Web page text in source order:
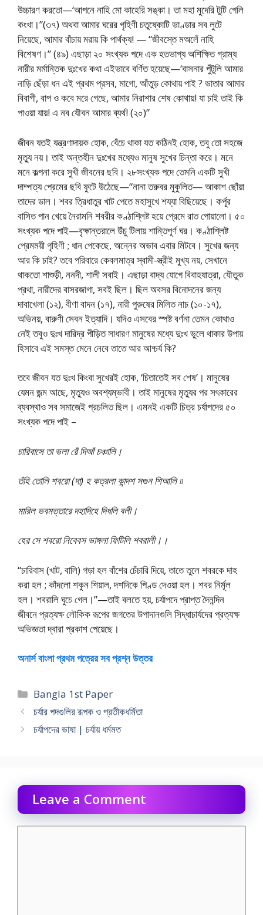
উচ্চারণ করতো—‘আপনে নাহি মো কাহেরি সঙ্কা। তা মহা মুদেরি টুটি গেলি
কংখা।”(৩৭) অথবা আমার ঘরের গৃহিণী চতুষ্কোটি ভাণ্ডার সব লুটে
নিয়েছে, আমার বাঁচায় মরায় কি পার্থক্য! — “জীবস্তে মঅলেঁ নাহি
বিশেষণ।” (৪৯) এছাড়া ২০ সংখ্যক পদে এক হতভাগ্য অশিক্ষিত গ্রাম্য
নারীর মর্মান্তিক দুঃখের কথা এইভাবে বর্ণিত হয়েছে—‘বাসনার পুঁটুলি আমার
নাড়ি ছেঁড়া ধন এই প্রথম প্রসব, মাগো, আঁতুড় কোথায় পাই ? ভাতার আমার
বিবাগী, বাপ ও কবে মরে গেছে, আমার নিরাশার শেষ কোথায়! যা চাই তাই কি
পাওয়া যায়! এ নব যৌবন আমার ব্যর্থ! (২০)”
জীবন যতই যন্ত্রণাদায়ক হোক, বেঁচে থাকা যত কঠিনই হোক, তবু তো সহজে
মৃত্যু নয়। তাই অন্তহীন দুঃখের মধ্যেও মানুষ সুখের চিন্তা করে। মনে
মনে কল্পনা করে সুখী জীবনের ছবি। ২৮সংখ্যক পদে তেমনি একটি সুখী
দাম্পত্য প্রেমের ছবি ফুটে উঠেছে—“নানা তরুবর মুকুলিত— আকাশ ছোঁয়া
তাদের ডাল। শবর ত্রিধাতুর খাট পেতে মহাসুখে শয্যা বিছিয়েছে। কর্পূর
বাসিত পান খেয়ে নৈরামনি শবরীর কণ্ঠাশ্লিষ্ট হয়ে প্রেমে রাত পোয়ালো। ৫০
সংখ্যক পদে পাই—বৃক্ষান্তরালে উঁচু টিলায় শান্তিপূর্ণ ঘর। কণ্ঠাশ্লিষ্ট
প্রেমময়ী গৃহিণী ; ধান পেকেছে, অন্নের অভাব এবার মিটবে। সুখের জন্য
আর কি চাই? তবে পরিবারে কেবলমাত্র স্বামী-স্ত্রীই মুখ্য নয়, সেখানে
থাকতো শাশুড়ী, ননদী, শালী সবাই। এছাড়া বাদ্য যোগে বিবাহযাত্রা, যৌতুক
প্রথা, নারীদের বাসরজাগা, সবই ছিল। ছিল অবসর বিনোদনের জন্য
দাবাখেলা (১২), বীণা বাদন (১৭), নারী পুরুষের মিলিত নাচ (১০-১৭),
অভিনয়, বারুণী সেবন ইত্যাদি। যদিও এসবের স্পষ্ট বর্ণনা তেমন কোথাও
নেই তবুও দুঃখ দারিদ্র পীড়িত সাধারণ মানুষের মধ্যে দুঃখ ভুলে থাকার উপায়
হিসাবে এই সমস্ত মেনে নেবে তাতে আর আশ্চর্য কি?
তবে জীবন যত দুঃখ কিংবা সুখেরই হোক, ‘চিতাতেই সব শেষ’। মানুষের
যেমন জন্ম আছে, মৃত্যুও অবশ্যম্ভাবী। তাই মানুষের মৃত্যুর পর সৎকারের
ব্যবস্থাও সব সমাজেই প্রচলিত ছিল। এমনই একটি চিত্র চর্যাপদের ৫০
সংখ্যক পদে পাই –
চারিবাসে তা ভলা রেঁ দিআঁ চঞ্চালি।
তঁহি তোলি শবরো (দা) হ কত্রলা কান্দশ সগুন শিআলি ৷৷
মারিল ভবমত্তারে দহাদিহে দিধলি বলী।
হের সে শবরো নিবেবস ভাঙ্গলা ফিটিলি শবরালী।।
“চারিবাস (খাট, বালি) গড়া হল বাঁশের চেঁচারি দিয়ে, তাতে তুলে শবরকে দাহ
করা হল ; কাঁদলো শকুন শিয়াল, দশদিকে পিণ্ড দেওয়া হল। শবর নির্মূল
হল। শবরালি ঘুচে গেল।”—তাই বলতে হয়, চর্যাপদে প্রাপ্ত দৈনন্দিন
জীবনে প্রত্যক্ষ লৌকিক রূপের জগতের উপাদানগুলি সিদ্ধাচার্যদের প্রত্যক্ষ
অভিজ্ঞতা দ্বারা প্রকাশ পেয়েছে।
অনার্স বাংলা প্রথম পত্রের সব প্রশ্ন উত্তর
Categories
Bangla 1st Paper
চর্যার পদগুলির রূপক ও প্রতীকধর্মিতা
চর্যাপদের ভাষা | চর্যায় ধর্মমত
Leave a Comment